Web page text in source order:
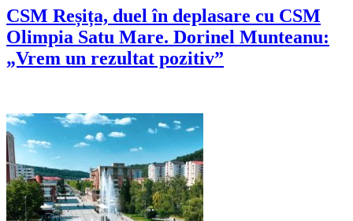
CSM Reșița, duel în deplasare cu CSM
Olimpia Satu Mare. Dorinel Munteanu:
„Vrem un rezultat pozitiv”